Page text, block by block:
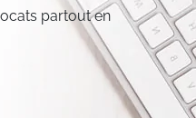
partout en